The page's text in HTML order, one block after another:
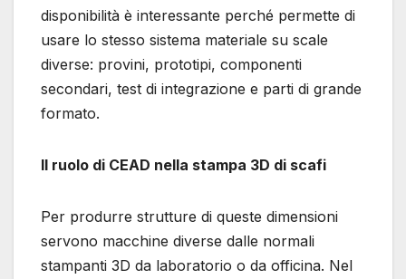
disponibilità è interessante perché permette di
usare lo stesso sistema materiale su scale
diverse: provini, prototipi, componenti
secondari, test di integrazione e parti di grande
formato.
Il ruolo di CEAD nella stampa 3D di scafi
Per produrre strutture di queste dimensioni
servono macchine diverse dalle normali
stampanti 3D da laboratorio o da officina. Nel